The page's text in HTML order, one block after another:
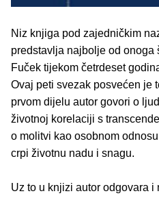
Niz knjiga pod zajedničkim
predstavlja najbolje od onoga
Fuček tijekom četrdeset
Ovaj peti svezak posvećen je
prvom dijelu autor govori o
životnoj korelaciji s
o molitvi kao osobnom
crpi životnu nadu i snagu.
Uz to u knjizi autor odgovara